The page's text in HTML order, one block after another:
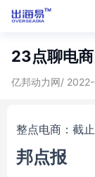
23点聊电商
亿邦动力网/
整点电商：截
邦点报